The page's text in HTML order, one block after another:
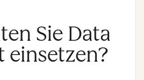
Sie Data
einsetzen?